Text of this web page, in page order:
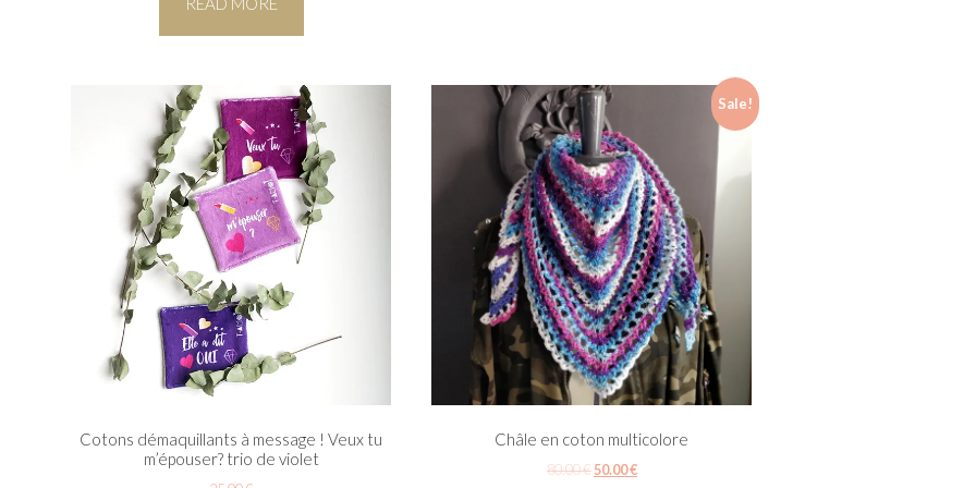
Cotons démaquillants à message ! Veux tu
m’épouser? trio de violet
Sale!
Châle en coton multicolore
80.00€50.00€